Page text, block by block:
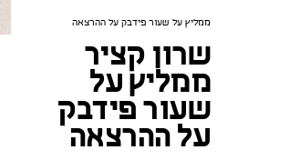
ממליץ על שעור פידבק על ההרצאה
שרון קציר
ממליץ על
שעור פידבק
על ההרצאה